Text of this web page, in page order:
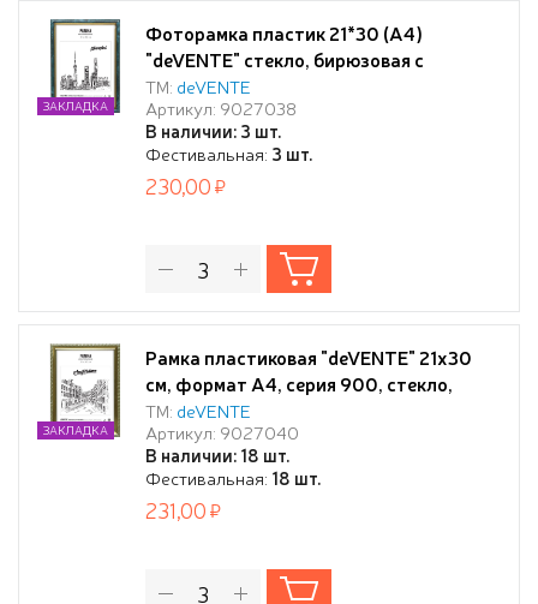
Фоторамка пластик 21*30 (А4)
"deVENTE" стекло, бирюзовая с
золотом
ТМ: deVENTE
Артикул: 9027038
В наличии: 3 шт.
Фестивальная: 3 шт.
ЗАКЛАДКА
230,00
Рамка пластиковая "deVENTE" 21x30
см, формат A4, серия 900, стекло,
задняя панель - переплетный картон, с
креплением для подвеса, золотая, в
термоусадочной пленке
ТМ: deVENTE
Артикул: 9027040
В наличии: 18 шт.
Фестивальная: 18 шт.
ЗАКЛАДКА
231,00